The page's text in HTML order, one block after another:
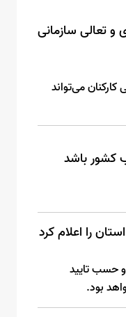
تعالی سازمانی
می‌تواند
کشور باشد
را اعلام کرد
حسب تایید